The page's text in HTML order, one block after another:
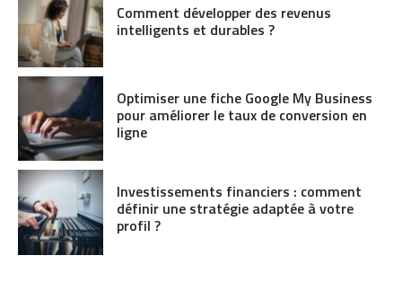
Comment développer des revenus
intelligents et durables ?
Optimiser une fiche Google My Business
pour améliorer le taux de conversion en
ligne
Investissements financiers : comment
définir une stratégie adaptée à votre
profil ?